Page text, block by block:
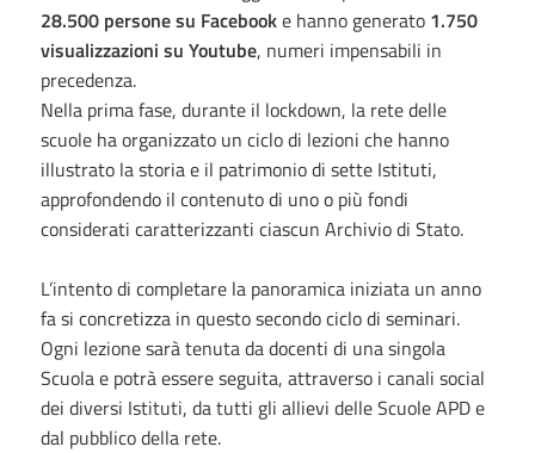
28.500 persone su Facebooke hanno generato 1.750
visualizzazioni su Youtube, numeri impensabili in
precedenza.
Nella prima fase, durante il lockdown, la rete delle
scuole ha organizzato un ciclo di lezioni che hanno
illustrato la storia e il patrimonio di sette Istituti,
approfondendo il contenuto di uno o più fondi
considerati caratterizzanti ciascun Archivio di Stato.
L’intento di completare la panoramica iniziata un anno
fa si concretizza in questo secondo ciclo di seminari.
Ogni lezione sarà tenuta da docenti di una singola
Scuola e potrà essere seguita, attraverso i canali social
dei diversi Istituti, da tutti gli allievi delle Scuole APD e
dal pubblico della rete.